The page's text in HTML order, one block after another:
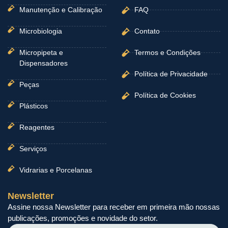
Manutenção e Calibração
Microbiologia
Micropipeta e
Dispensadores
Peças
Plásticos
Reagentes
Serviços
Vidrarias e Porcelanas
FAQ
Contato
Termos e Condições
Política de Privacidade
Política de Cookies
Newsletter
Assine nossa Newsletter para receber em primeira mão nossas
publicações, promoções e novidade do setor.